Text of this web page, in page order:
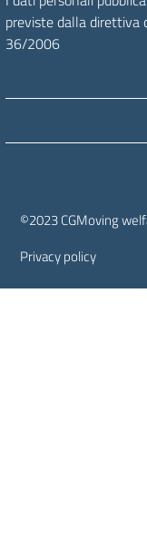
previste dalla direttiva
36/2006
©2023 CGMoving
Privacy policy